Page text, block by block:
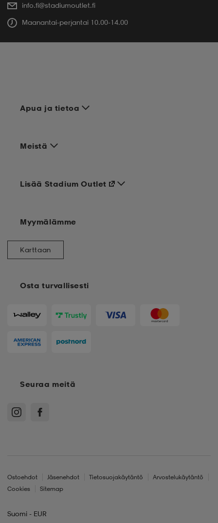
info.fi@stadiumoutlet.fi
Maanantai-perjantai 10.00-14.00
Apua ja tietoa
Meistä
Osta turvallisesti
Lisää Stadium Outlet
Myymälämme
Karttaan
Seuraa meitä
Ostoehdot Jäsenehdot Tietosuojakäytäntö
Arvostelukäytäntö
Cookies
Sitemap
Suomi - EUR